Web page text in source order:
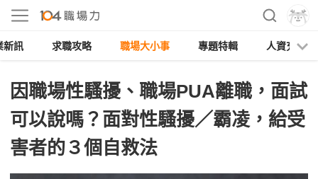
新訊 求職攻略 職場大小事 專題特輯 人資充電
因職場性騷擾、職場PUA離職，面試
可以說嗎？面對性騷擾／霸凌，給受
害者的３個自救法